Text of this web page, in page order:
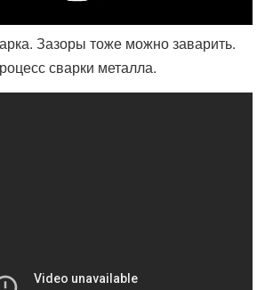
Зазоры тоже можно заварить.
сварки металла.